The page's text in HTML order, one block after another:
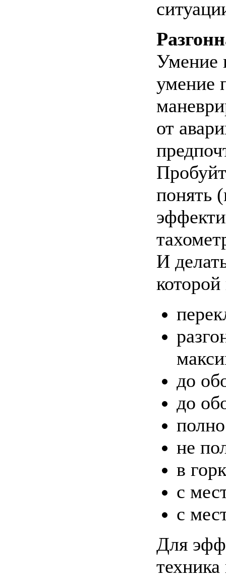
Умение
умение
от
понять
И
до
до
не
в
с
с
Для